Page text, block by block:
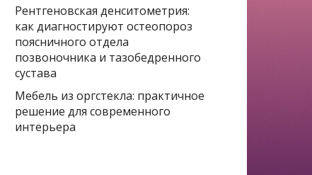
Рентгеновская денситометрия:
как диагностируют остеопороз
поясничного отдела
позвоночника и тазобедренного
сустава
Мебель из оргстекла: практичное
решение для современного
интерьера